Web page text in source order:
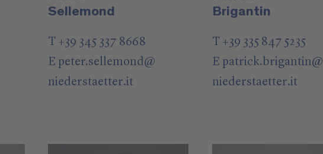
Sellemond
T +39 345 337 8668
E peter.sellemond@
niederstaetter.it
Brigantin
T +39 335 847 5235
E patrick.brigantin@
niederstaetter.it